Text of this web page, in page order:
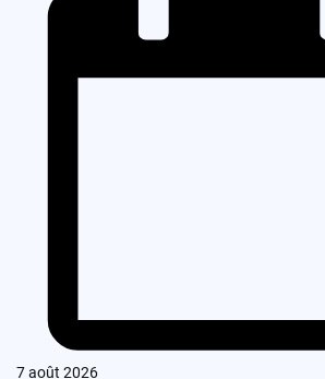
7 août 2026